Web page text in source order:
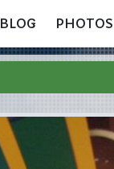
BLOG PHOTOS